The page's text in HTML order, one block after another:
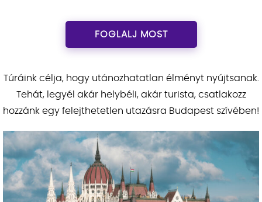
FOGLALJ MOST
Túráink célja, hogy utánozhatatlan élményt nyújtsanak.
Tehát, legyél akár helybéli, akár turista, csatlakozz
hozzánk egy felejthetetlen utazásra Budapest szívében!